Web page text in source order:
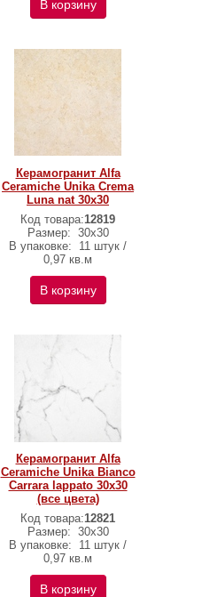
В корзину
Керамогранит Alfa
Ceramiche Unika Crema
Luna nat 30х30
Код товара:12819
Размер: 30х30
В упаковке:
11 штук /
0,97 кв.м
В корзину
Керамогранит Alfa
Ceramiche Unika Bianco
Carrara lappato 30х30
(все цвета)
Код товара:12821
Размер: 30х30
В упаковке:
11 штук /
0,97 кв.м
В корзину